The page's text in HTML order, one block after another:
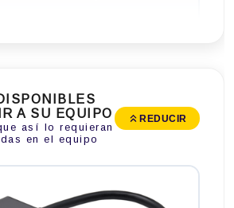
A SU EQUIPO
así lo requieran
en el equipo
REDUCIR